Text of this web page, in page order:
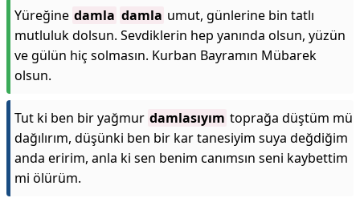
Yüreğine damla damla umut, günlerine bin tatlı
mutluluk dolsun. Sevdiklerin hep yanında olsun, yüzün
ve gülün hiç solmasın. Kurban Bayramın Mübarek
olsun.
Tut ki ben bir yağmur damlasıyım toprağa düştüm mü
dağılırım, düşünki ben bir kar tanesiyim suya değdiğim
anda eririm, anla ki sen benim canımsın seni kaybettim
mi ölürüm.